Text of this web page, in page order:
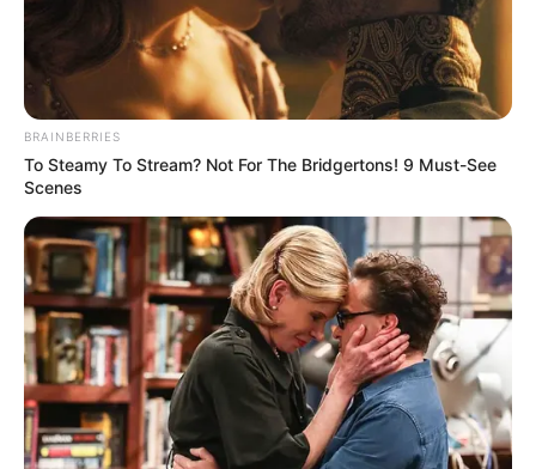
Χάος στη Σκιάθο από 39χρονη:
Κατανάλωσε αλκοόλ με την ανήλικη
κόρη της και προκάλεσε εκτεταμένες
Δείτε όλες τις τελευταίεςΕιδήσεις από την Ελλάδα και
τον Κόσμο, τη στιγμή που συμβαίνουν, στοNewstok.gr.
BRAINBERRIES
To Steamy To Stream? Not For The Bridgertons! 9 Must-See
Scenes